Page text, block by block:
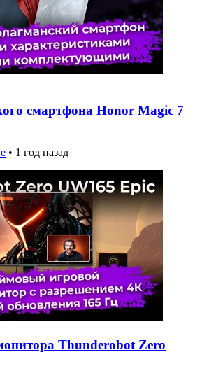
смартфона Honor Magic 7
• 1 год назад
Thunderobot Zero